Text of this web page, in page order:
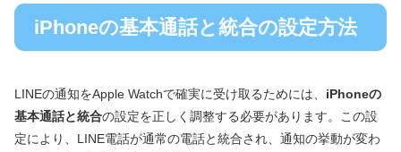
iPhoneの基本通話と統合の設定方法
LINEの通知をApple Watchで確実に受け取るためには、 iPhoneの
基本通話と統合の設定を正しく調整する必要があります。この設
定により、LINE電話が通常の電話と統合され、通知の挙動が変わ